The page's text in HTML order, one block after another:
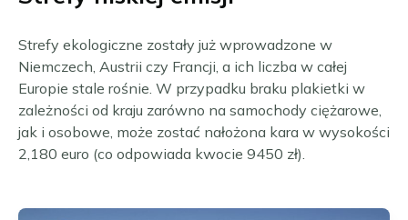
Strefy ekologiczne zostały już wprowadzone w
Niemczech, Austrii czy Francji, a ich liczba w całej
Europie stale rośnie. W przypadku braku plakietki w
zależności od kraju zarówno na samochody ciężarowe,
jak i osobowe, może zostać nałożona kara w wysokości
2,180 euro (co odpowiada kwocie 9450 zł).